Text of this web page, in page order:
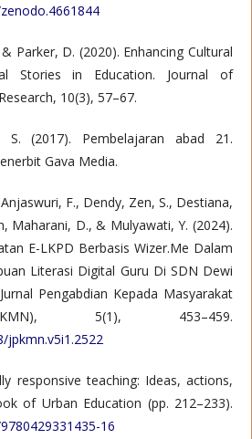
Parker, D. (2020). Enhancing Cultural
Stories in Education. Journal of
10(3), 57–67.
(2017). Pembelajaran abad 21.
Gava Media.
F., Dendy, Zen, S., Destiana,
Maharani, D., & Mulyawati, Y. (2024).
E-LKPD Berbasis Wizer.Me Dalam
Literasi Digital Guru Di SDN Dewi
Pengabdian Kepada Masyarakat
5(1), 453–459.
jpkmn.v5i1.2522
responsive teaching: Ideas, actions,
of Urban Education (pp. 212–233).
16